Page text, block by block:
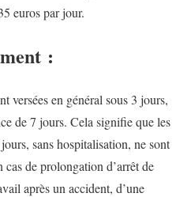
euros par jour.
:
versées en général sous 3 jours,
de 7 jours. Cela signifie que les
sans hospitalisation, ne sont
de prolongation d’arrêt de
après un accident, d’une